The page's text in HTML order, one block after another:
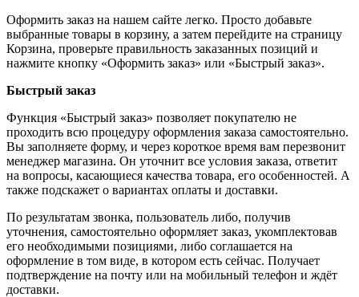
Оформить заказ на нашем сайте легко. Просто добавьте
выбранные товары в корзину, а затем перейдите на страницу
Корзина, проверьте правильность заказанных позиций и
нажмите кнопку «Оформить заказ» или «Быстрый заказ».
Быстрый заказ
Функция «Быстрый заказ» позволяет покупателю не
проходить всю процедуру оформления заказа самостоятельно.
Вы заполняете форму, и через короткое время вам перезвонит
менеджер магазина. Он уточнит все условия заказа, ответит
на вопросы, касающиеся качества товара, его особенностей. А
также подскажет о вариантах оплаты и доставки.
По результатам звонка, пользователь либо, получив
уточнения, самостоятельно оформляет заказ, укомплектовав
его необходимыми позициями, либо соглашается на
оформление в том виде, в котором есть сейчас. Получает
подтверждение на почту или на мобильный телефон и ждёт
доставки.